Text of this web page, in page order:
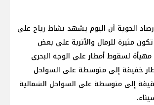
الجوية أن اليوم يشهد نشاط رياح على
مثيرة للرمال والأتربة على بعض
مهيأة لسقوط أمطار على الوجه البحرى
خفيفة إلى متوسطة على السواحل
خفيفة إلى متوسطة على السواحل الشمالية